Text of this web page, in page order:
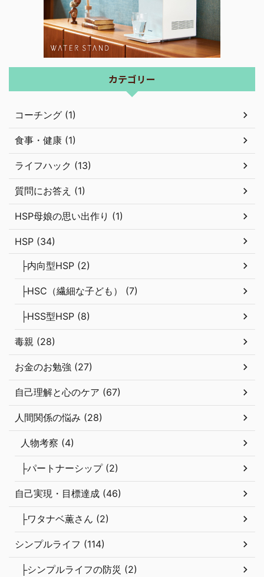
カテゴリー
コーチング (1)
食事・健康 (1)
ライフハック (13)
質問にお答え (1)
HSP母娘の思い出作り (1)
HSP (34)
├内向型HSP (2)
├HSC（繊細な子ども） (7)
├HSS型HSP (8)
毒親 (28)
お金のお勉強 (27)
自己理解と心のケア (67)
人間関係の悩み (28)
人物考察 (4)
├パートナーシップ (2)
自己実現・目標達成 (46)
├ワタナベ薫さん (2)
シンプルライフ (114)
├シンプルライフの防災 (2)